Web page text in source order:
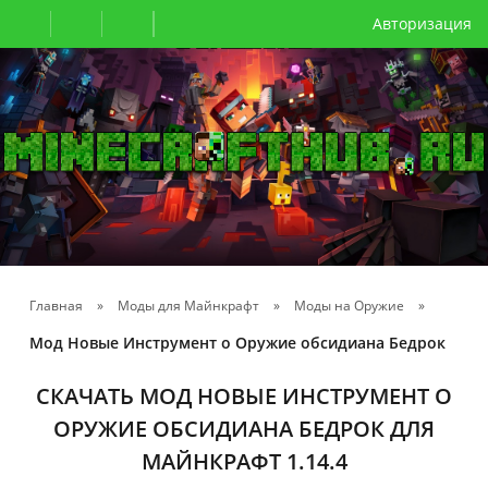
Авторизация
Главная » Моды для Майнкрафт » Моды на Оружие »
Мод Новые Инструмент о Оружие обсидиана Бедрок
СКАЧАТЬ МОД НОВЫЕ ИНСТРУМЕНТ О
ОРУЖИЕ ОБСИДИАНА БЕДРОК ДЛЯ
МАЙНКРАФТ 1.14.4